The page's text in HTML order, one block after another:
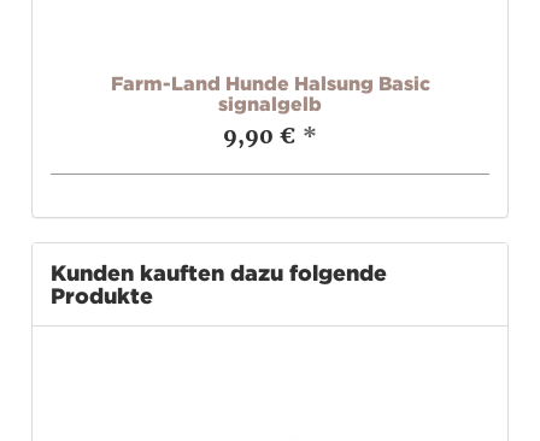
Farm-Land Hunde Halsung Basic
signalgelb
9,90 € *
Kunden kauften dazu folgende
Produkte